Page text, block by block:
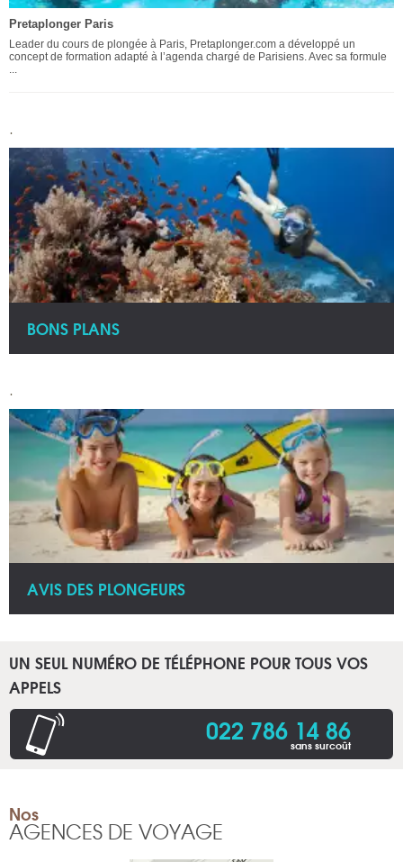
Pretaplonger Paris
Leader du cours de plongée à Paris, Pretaplonger.com a développé un
concept de formation adapté à l’agenda chargé de Parisiens. Avec sa formule
...
.
BONS PLANS
.
AVIS DES PLONGEURS
UN SEUL NUMÉRO DE TÉLÉPHONE POUR TOUS VOS
APPELS
022 786 14 86
sans surcoût
Nos
AGENCES DE VOYAGE